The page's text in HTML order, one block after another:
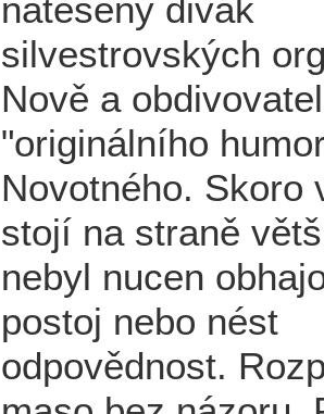
natěšený divák
silvestrovských
Nově a obdivovatel
"originálního
Novotného. Skoro
stojí na straně
nebyl nucen
postoj nebo nést
odpovědnost.